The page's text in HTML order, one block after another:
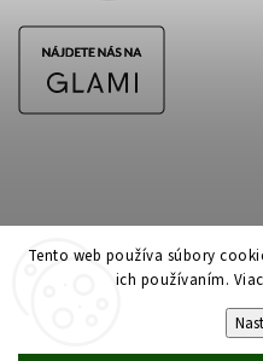
Tento web používa súbory
ich používaním.
Copyright 2026
Upraviť
Shoptet